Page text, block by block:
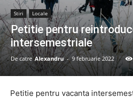
Stiri Locale
Petitie pentru
intersemestriale
De catre Alexandru - 9 februarie 2022
Petitie pentru vacanta